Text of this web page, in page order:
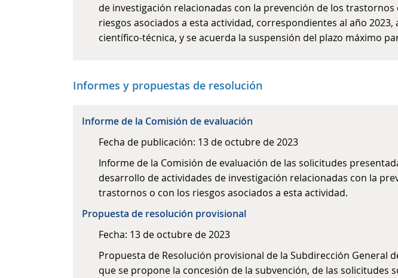
de investigación relacionadas con la prevención de los
riesgos asociados a esta actividad, correspondientes al año
científico-técnica, y se acuerda la suspensión del plazo máximo
Informes y propuestas de resolución
Informe de la Comisión de evaluación
Fecha de publicación: 13 de octubre de 2023
Informe de la Comisión de evaluación de las solicitudes
desarrollo de actividades de investigación relacionadas con la
trastornos o con los riesgos asociados a esta actividad.
Propuesta de resolución provisional
Fecha: 13 de octubre de 2023
Propuesta de Resolución provisional de la Subdirección General
que se propone la concesión de la subvención, de las